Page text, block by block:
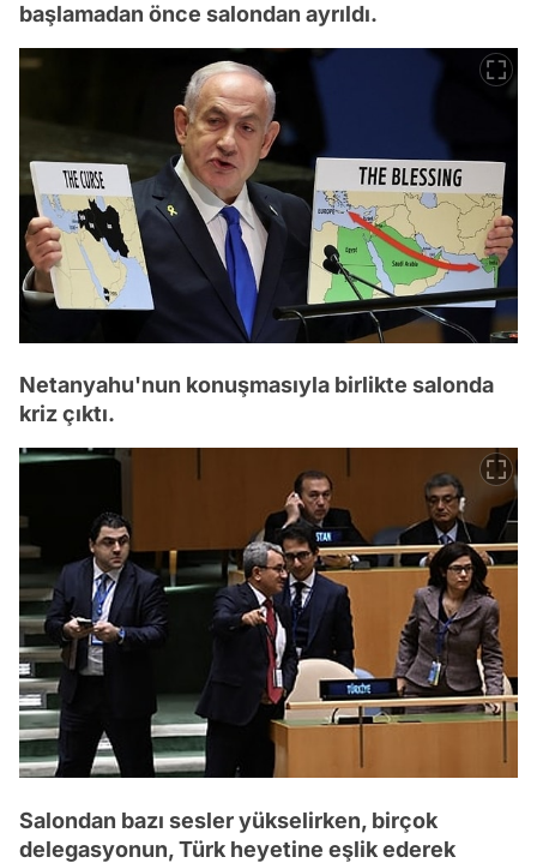
başlamadan önce salondan ayrıldı.
Netanyahu'nun konuşmasıyla birlikte salonda
kriz çıktı.
Salondan bazı sesler yükselirken, birçok
delegasyonun, Türk heyetine eşlik ederek